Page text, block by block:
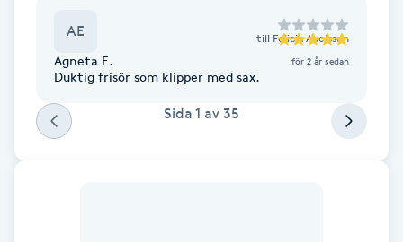
Fotmassage
Fotsvamp
AE till Felicia Axelsson
Agneta E. för 2 år sedan
Duktig frisör som klipper med sax.
Sida 1 av 35